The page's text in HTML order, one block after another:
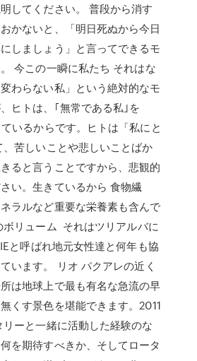
してください。 普段から消す
かないと、「明日死ぬから今日
しましょう」と言ってできるモ
今この一瞬に私たち それはな
わらない私」という絶対的なモ
ヒトは、｢無常である私｣を
いるからです。ヒトは「私にと
苦しいことや悲しいことばか
ると言うことですから、悲観的
い。生きているから 食物繊
ラルなど重要な栄養素も含んで
ボリューム それはツリアルバに
と呼ばれ地元女性達と何年も協
います。 リオ パクアレの近く
は地球上で最も有名な急流の早
くす景色を堪能できます。2011
ーと一緒に活動した経験のな
を期待すべきか、そしてロータ